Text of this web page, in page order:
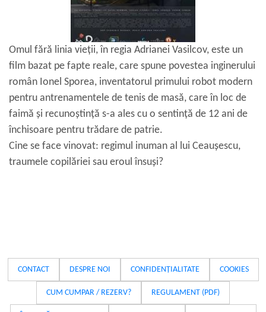
Omul fără linia vieții, în regia Adrianei Vasilcov, este un
film bazat pe fapte reale, care spune povestea inginerului
român Ionel Sporea, inventatorul primului robot modern
pentru antrenamentele de tenis de masă, care în loc de
faimă și recunoștință s-a ales cu o sentință de 12 ani de
închisoare pentru trădare de patrie.
Cine se face vinovat: regimul inuman al lui Ceaușescu,
traumele copilăriei sau eroul însuși?
CONTACT DESPRE NOI CONFIDENȚIALITATE COOKIES
CUM CUMPAR / REZERV? REGULAMENT (PDF)